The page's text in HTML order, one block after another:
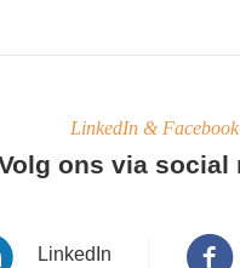
LinkedIn & Facebook
ons via social
LinkedIn